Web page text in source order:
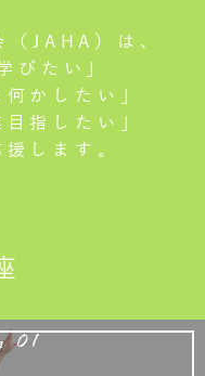
（JAHA）は、
びたい」
かしたい」
指したい」
します。
01